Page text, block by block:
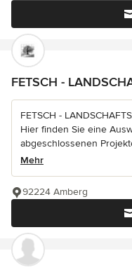
FETSCH -
FETSCH -
Hier finden Sie eine
abgeschlossenen
Mehr
92224 Amberg